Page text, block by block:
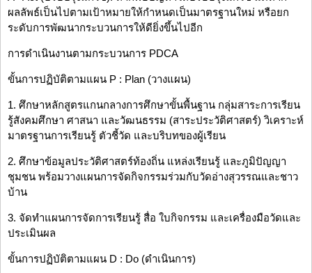
ผลลัพธ์เป็นไปตามเป้าหมายให้กำหนดเป็นมาตรฐานใหม่ หรือยก
ระดับการพัฒนากระบวนการให้ดียิ่งขึ้นไปอีก
การดำเนินงานตามกระบวนการ PDCA
ขั้นการปฏิบัติตามแผน P : Plan (วางแผน)
1. ศึกษาหลักสูตรแกนกลางการศึกษาขั้นพื้นฐาน กลุ่มสาระการเรียน
รู้สังคมศึกษา ศาสนา และวัฒนธรรม (สาระประวัติศาสตร์) วิเคราะห์
มาตรฐานการเรียนรู้ ตัวชี้วัด และบริบทของผู้เรียน
2. ศึกษาข้อมูลประวัติศาสตร์ท้องถิ่น แหล่งเรียนรู้ และภูมิปัญญา
ชุมชน พร้อมวางแผนการจัดกิจกรรมร่วมกับวัดอ่างสุวรรณและชาว
บ้าน
3. จัดทำแผนการจัดการเรียนรู้ สื่อ ใบกิจกรรม และเครื่องมือวัดและ
ประเมินผล
ขั้นการปฏิบัติตามแผน D : Do (ดำเนินการ)